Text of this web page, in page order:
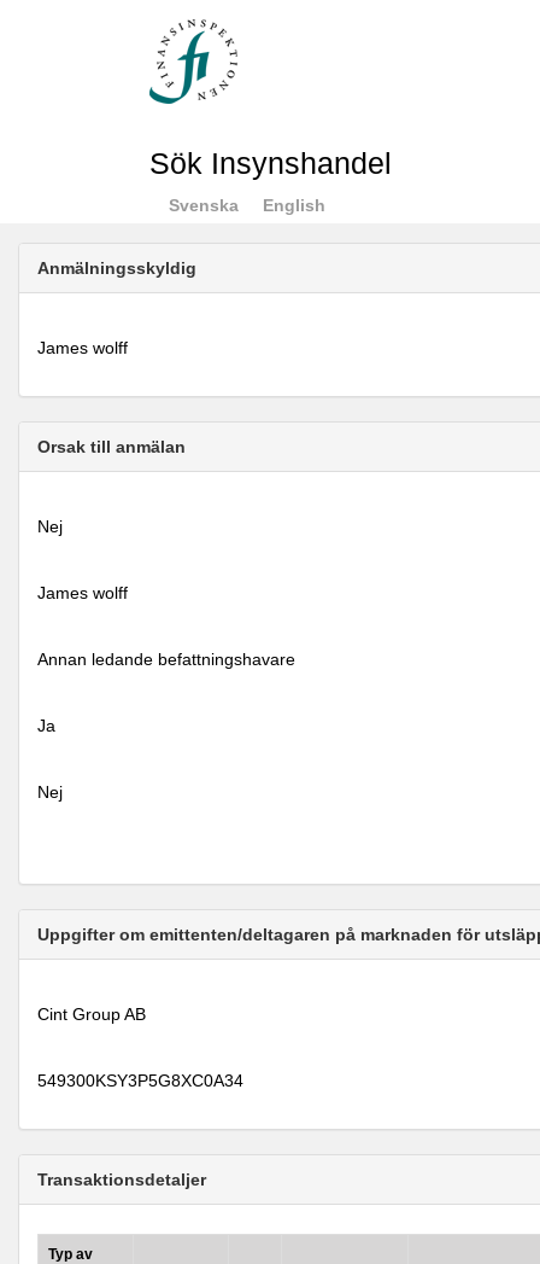
Sök Insynshandel
Svenska English
Anmälningsskyldig
James wolff
Orsak till anmälan
Nej
James wolff
Annan ledande befattningshavare
Ja
Nej
Uppgifter om emittenten/deltagaren på marknaden för
Cint Group AB
549300KSY3P5G8XC0A34
Transaktionsdetaljer
Typ av